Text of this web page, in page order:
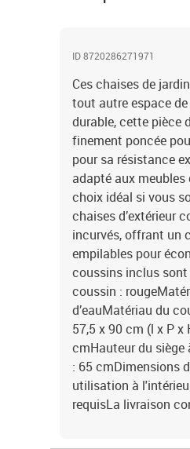
ID 8720286271971
Ces chaises de
tout autre espace
durable, cette pièce
finement poncée
pour sa résistance
adapté aux
choix idéal si vous
chaises d’extérieur
incurvés, offrant un
empilables pour
coussins inclus
coussin :
d’eauMatériau du
57,5 x 90 cm (l x P x
cmHauteur du
: 65 cmDimensions
utilisation à
requisLa livraison